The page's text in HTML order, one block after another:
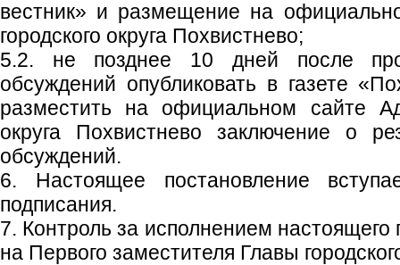
вестник» и размещение на
городского округа Похвистнево;
5.2. не позднее 10 дней после
обсуждений опубликовать в газете
разместить на официальном сайте
округа Похвистнево заключение о
обсуждений.
6. Настоящее постановление
подписания.
7. Контроль за исполнением настоящего
на Первого заместителя Главы